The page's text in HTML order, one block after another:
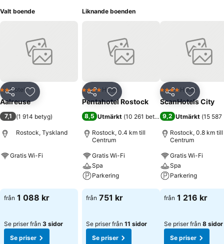
Valt boende
Dela Lägg till i Mina Favoriter
2 Stjärnor
Hotell
Aalreuse
7,1 (1 914 betyg)
Rostock, Tyskland
Gratis Wi-Fi
från 1 088 kr
Se priser från 3 sidor
Se priser
Liknande boenden
Dela Lägg till i Mina Favoriter
4 StjärnorHotell
Pentahotel Rostock
8,5 Utmärkt (10 261 betyg )
Rostock, 0.4 km till
Centrum
Gratis Wi-Fi
Spa
Parkering
Se priser
från 751 kr
Se priser från 11 sidor
Se priser
Dela Lägg till
4 StjärnorHotell
ScanHotels City
9,2 Utmärkt (15
Rostock, 0.8 km till
Centrum
Gratis Wi-Fi
Spa
Parkering
Se priser
från 1 216 kr
Se priser från 8 sidor
Se priser